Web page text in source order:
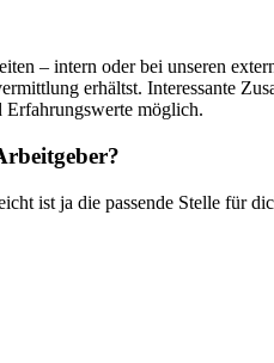
– intern oder bei unseren
erhältst. Interessante
möglich.
ist ja die passende Stelle für